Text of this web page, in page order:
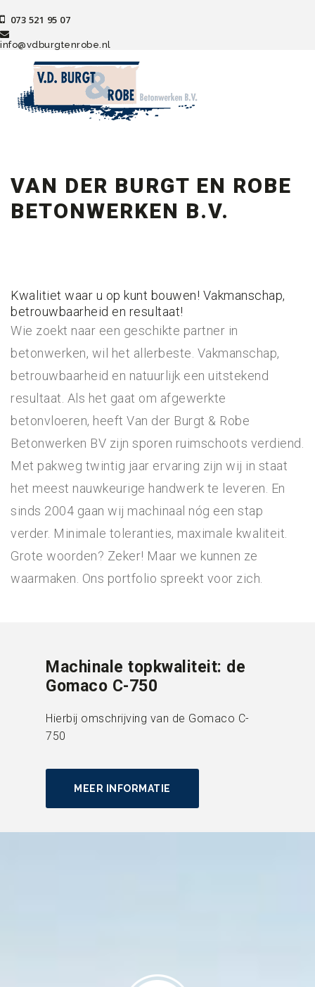
073 521 95 07
info@vdburgtenrobe.nl
VAN DER BURGT EN ROBE
BETONWERKEN B.V.
Kwalitiet waar u op kunt bouwen! Vakmanschap,
betrouwbaarheid en resultaat!
Wie zoekt naar een geschikte partner in
betonwerken, wil het allerbeste. Vakmanschap,
betrouwbaarheid en natuurlijk een uitstekend
resultaat. Als het gaat om afgewerkte
betonvloeren, heeft Van der Burgt & Robe
Betonwerken BV zijn sporen ruimschoots verdiend.
Met pakweg twintig jaar ervaring zijn wij in staat
het meest nauwkeurige handwerk te leveren. En
sinds 2004 gaan wij machinaal nóg een stap
verder. Minimale toleranties, maximale kwaliteit.
Grote woorden? Zeker! Maar we kunnen ze
waarmaken. Ons portfolio spreekt voor zich.
Machinale topkwaliteit: de
Gomaco C-750
Hierbij omschrijving van de Gomaco C-
750
MEER INFORMATIE